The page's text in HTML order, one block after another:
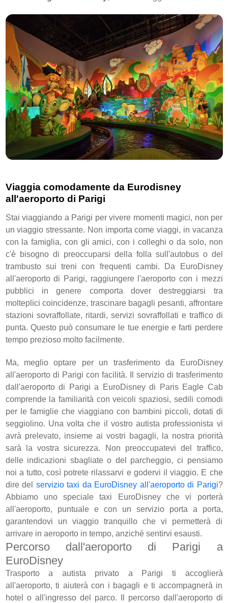
Viaggia comodamente da Eurodisney
all'aeroporto di Parigi
Stai viaggiando a Parigi per vivere momenti magici, non per
un viaggio stressante. Non importa come viaggi, in vacanza
con la famiglia, con gli amici, con i colleghi o da solo, non
c'è bisogno di preoccuparsi della folla sull'autobus o del
trambusto sui treni con frequenti cambi. Da EuroDisney
all'aeroporto di Parigi, raggiungere l'aeroporto con i mezzi
pubblici in genere comporta dover destreggiarsi tra
molteplici coincidenze, trascinare bagagli pesanti, affrontare
stazioni sovraffollate, ritardi, servizi sovraffollati e traffico di
punta. Questo può consumare le tue energie e farti perdere
tempo prezioso molto facilmente.
Ma, meglio optare per un trasferimento da EuroDisney
all'aeroporto di Parigi con facilità. Il servizio di trasferimento
dall'aeroporto di Parigi a EuroDisney di Paris Eagle Cab
comprende la familiarità con veicoli spaziosi, sedili comodi
per le famiglie che viaggiano con bambini piccoli, dotati di
seggiolino. Una volta che il vostro autista professionista vi
avrà prelevato, insieme ai vostri bagagli, la nostra priorità
sarà la vostra sicurezza. Non preoccupatevi del traffico,
delle indicazioni sbagliate o del parcheggio, ci pensiamo
noi a tutto, così potrete rilassarvi e godervi il viaggio. E che
dire del servizio taxi da EuroDisney all'aeroporto di Parigi?
Abbiamo uno speciale taxi EuroDisney che vi porterà
all'aeroporto, puntuale e con un servizio porta a porta,
garantendovi un viaggio tranquillo che vi permetterà di
arrivare in aeroporto in tempo, anziché sentirvi esausti.
Percorso dall'aeroporto di Parigi a
EuroDisney
Trasporto a autista privato a Parigi ti accoglierà
all'aeroporto, ti aiuterà con i bagagli e ti accompagnerà in
hotel o all'ingresso del parco. Il percorso dall'aeroporto di